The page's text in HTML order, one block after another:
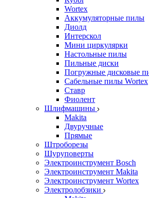
Wortex
Аккумуляторные пилы
Диолд
Интерскол
Мини циркулярки
Настольные пилы
Пильные диски
Погружные дисковые
Сабельные пилы Wortex
Ставр
Фиолент
Шлифмашины
Makita
Двуручные
Прямые
Штроборезы
Шуруповерты
Электроинструмент Bosch
Электроинструмент Makita
Электроинструмент Wortex
Электролобзики